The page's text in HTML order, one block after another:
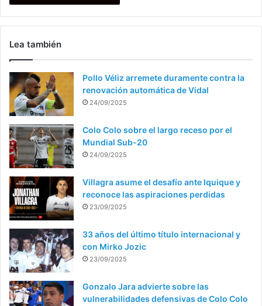
Lea también
Pollo Véliz arremete duramente contra la
renovación automática de Vidal
24/09/2025
Colo Colo sobre el largo receso por el
Mundial Sub-20
24/09/2025
Villagra asume el desafío ante Iquique y
reconoce las aspiraciones perdidas
23/09/2025
33 años del último título internacional y
con Mirko Jozic
23/09/2025
Gonzalo Jara advierte sobre las
vulnerabilidades defensivas de Colo Colo